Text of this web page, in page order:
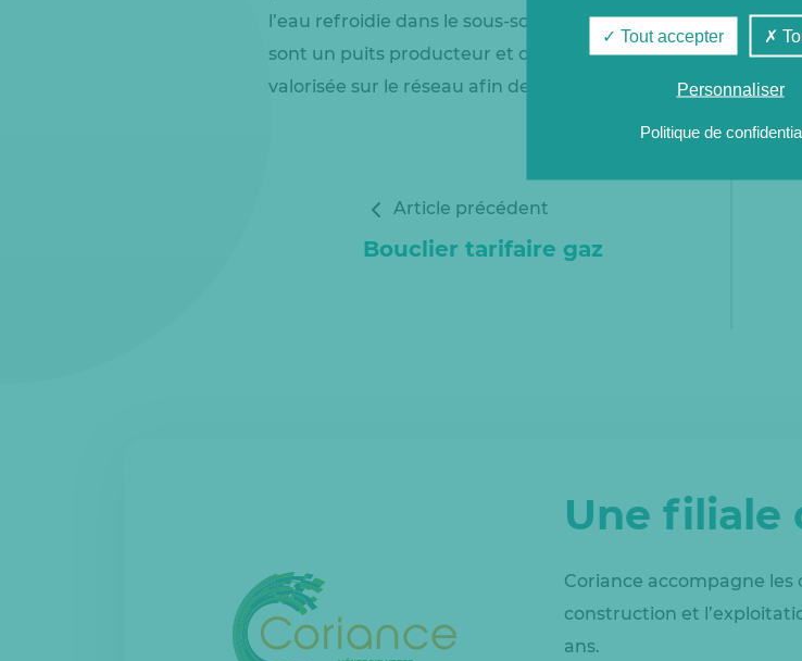
l’eau refroidie dans le sous-sol à l’aide d’un second puits
sont un puits producteur et deux puits réinjecteurs qui sont
valorisée sur le réseau afin de subvenir aux besoins en
Article précédent
Bouclier tarifaire gaz
Une filiale
Coriance accompagne les
construction et
ans.
Tout accepter
Personnaliser
Politique de